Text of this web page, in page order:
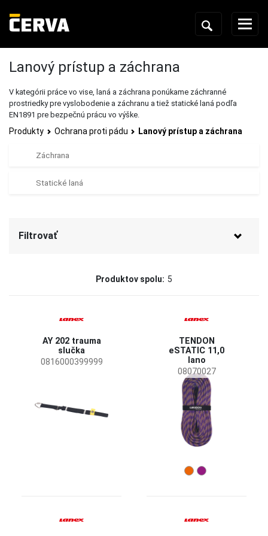
Lanový prístup a záchrana
V kategórii práce vo vise, laná a záchrana ponúkame záchranné
prostriedky pre vyslobodenie a záchranu a tiež statické laná podľa
EN1891 pre bezpečnú prácu vo výške.
Produkty Ochrana proti pádu Lanový prístup a záchrana
Záchrana
Statické laná
Filtrovať
Dopredaj
Produktov spolu: 5
AY 202 trauma
slučka
0816000399999
TENDON
eSTATIC 11,0
lano
08070027